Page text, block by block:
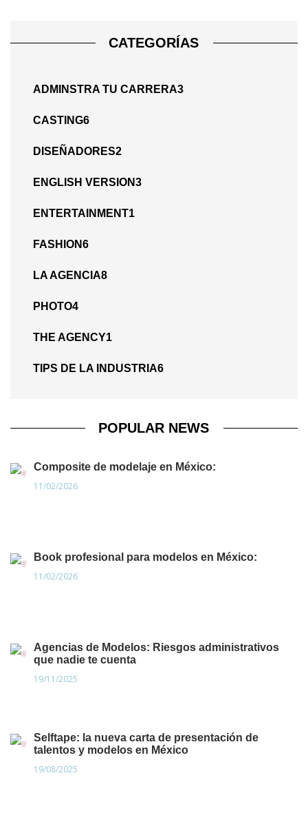
CATEGORÍAS
ADMINSTRA TU CARRERA3
CASTING6
DISEÑADORES2
ENGLISH VERSION3
ENTERTAINMENT1
FASHION6
LA AGENCIA8
PHOTO4
THE AGENCY1
TIPS DE LA INDUSTRIA6
POPULAR NEWS
Composite de modelaje en México:
11/02/2026
Book profesional para modelos en México:
11/02/2026
Agencias de Modelos: Riesgos administrativos
que nadie te cuenta
19/11/2025
Selftape: la nueva carta de presentación de
talentos y modelos en México
19/08/2025